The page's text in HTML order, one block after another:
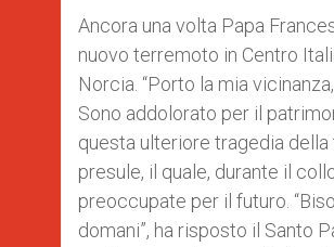
p
p
g
e
r
o
k
r
Ancora una volta Papa
nuovo terremoto in Centro
Norcia. “Porto la mia
Sono addolorato per il
questa ulteriore tragedia della
presule, il quale, durante il
preoccupate per il futuro.
domani”, ha risposto il Santo